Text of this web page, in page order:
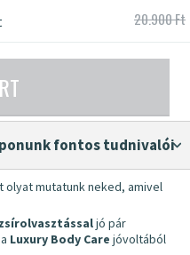
20.900 Ft
fontos tudnivalói
olyat mutatunk neked, amivel
zsírolvasztássaljó pár
Luxury Body Care jóvoltából